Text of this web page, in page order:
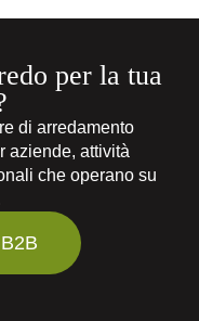
per la tua
di arredamento
aziende, attività
che operano su